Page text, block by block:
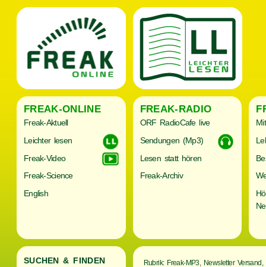
FREAK-ONLINE
Freak-Aktuell
Leichter lesen
Freak-Video
Freak-Science
English
FREAK-RADIO
ORF RadioCafe live
Sendungen (Mp3)
Lesen statt hören
Freak-Archiv
SUCHEN & FINDEN Rubrik: Freak-MP3, Newsletter